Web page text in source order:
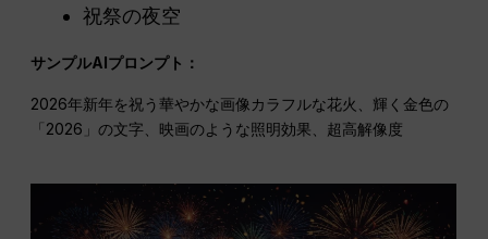
祝祭の夜空
サンプルAIプロンプト：
2026年新年を祝う華やかな画像カラフルな花火、輝く金色の
「2026」の文字、映画のような照明効果、超高解像度